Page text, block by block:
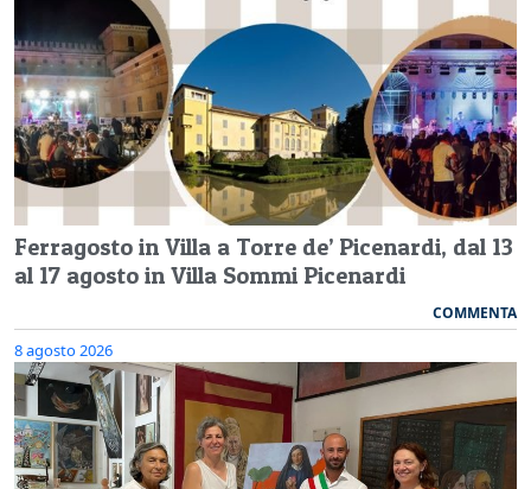
Ferragosto in Villa a Torre de’ Picenardi, dal 13
al 17 agosto in Villa Sommi Picenardi
COMMENTA
8 agosto 2026